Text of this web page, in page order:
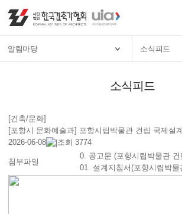
알림마당 소식피드
소식피드
[건축/문화]
[포항시 문화예술과] 포항시립박물관 건립 국제설
2026-06-08
조회 3774
첨부파일
0. 공고문 (포항시립박물관
01. 설계지침서(포항시립박